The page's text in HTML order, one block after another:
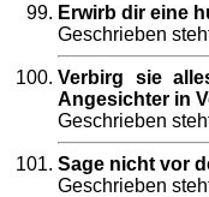
Erwirb dir eine
Geschrieben
Verbirg sie
Angesichter in
Geschrieben
Sage nicht vor
Geschrieben